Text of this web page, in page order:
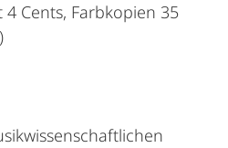
Cents, Farbkopien 35